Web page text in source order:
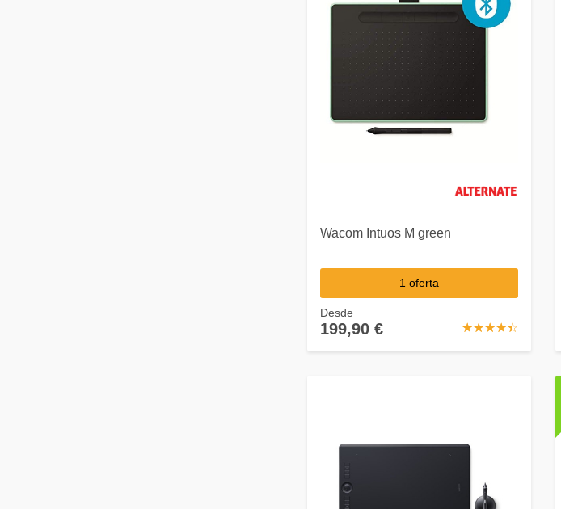
Wacom Intuos M green
1 oferta
☆☆☆☆☆
★★★★★
Desde
199,90 €